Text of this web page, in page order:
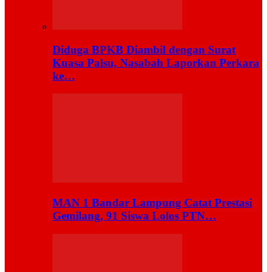
Diduga BPKB Diambil dengan Surat
Kuasa Palsu, Nasabah Laporkan Perkara
ke…
MAN 1 Bandar Lampung Catat Prestasi
Gemilang, 91 Siswa Lolos PTN…